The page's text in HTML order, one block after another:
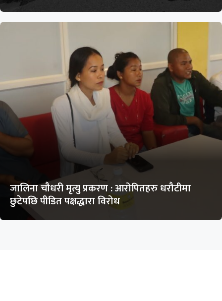
जालिना चौधरी मृत्यु प्रकरण : आरोपितहरु धरौटीमा
छुटेपछि पीडित पक्षद्धारा विरोध